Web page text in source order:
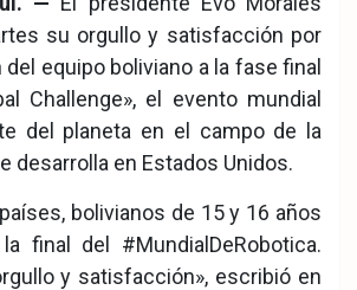
su orgullo y satisfacción por
equipo boliviano a la fase final
Challenge», el evento mundial
del planeta en el campo de la
desarrolla en Estados Unidos.
bolivianos de 15 y 16 años
final del #MundialDeRobotica.
y satisfacción», escribió en